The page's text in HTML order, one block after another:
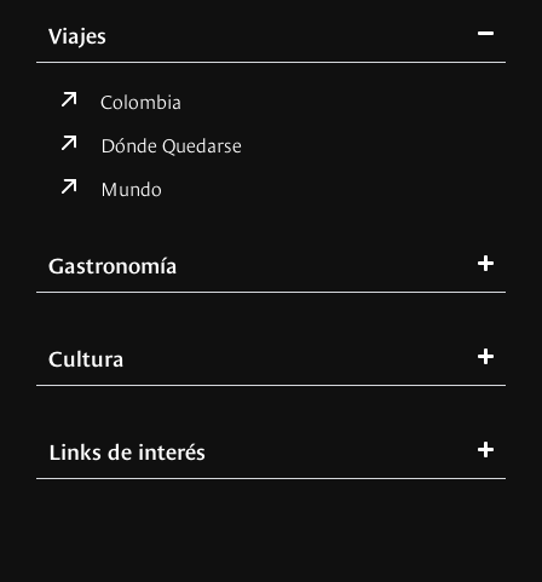
Viajes
Colombia
Dónde Quedarse
Mundo
Gastronomía
Cultura
Links de interés